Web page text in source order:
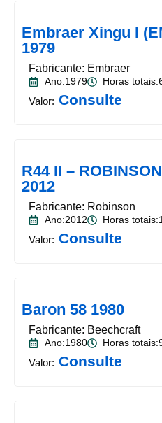
Embraer Xingu I
1979
Fabricante: Embraer
Ano:1979
Horas
Valor: Consulte
R44 II –
2012
Fabricante: Robinson
Ano:2012
Horas
Valor: Consulte
Baron 58 1980
Fabricante: Beechcraft
Ano:1980
Horas
Valor: Consulte